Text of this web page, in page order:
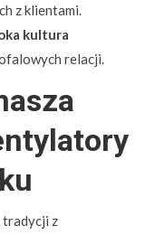
z klientami.
kultura
relacji.
tradycji z